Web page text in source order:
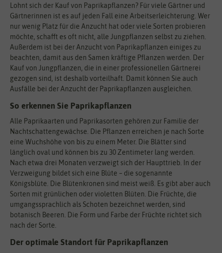
Lohnt sich der Kauf von Paprikapflanzen? Für viele Gärtner und
Gärtnerinnen ist es auf jeden Fall eine Arbeitserleichterung. Wer
nur wenig Platz für die Anzucht hat oder viele Sorten probieren
möchte, schafft es oft nicht, alle Jungpflanzen selbst zu ziehen.
Außerdem ist bei der Anzucht von Paprikapflanzen einiges zu
beachten, damit aus den Samen kräftige Pflanzen werden. Der
Kauf von Jungpflanzen, die in einer professionellen Gärtnerei
gezogen sind, ist deshalb vorteilhaft. Damit können Sie auch
Ausfälle bei der Anzucht der Paprikapflanzen ausgleichen.
So erkennen Sie Paprikapflanzen
Alle Paprikaarten und Paprikasorten gehören zur Familie der
Nachtschattengewächse. Die Pflanzen erreichen je nach Sorte
eine Wuchshöhe von bis zu einem Meter. Die Blätter sind
länglich oval und können bis zu 30 Zentimeter lang werden.
Nach etwa drei Monaten verzweigt sich der Haupttrieb. In der
Verzweigung bildet sich eine Blüte – die sogenannte
Königsblüte. Die Blütenkronen sind meist weiß. Es gibt aber auch
Sorten mit grünlichen oder violetten Blüten. Die Früchte, die
umgangssprachlich als Schoten bezeichnet werden, sind
botanisch Beeren. Die Form und Farbe der Früchte richtet sich
nach der Sorte.
Der optimale Standort für Paprikapflanzen